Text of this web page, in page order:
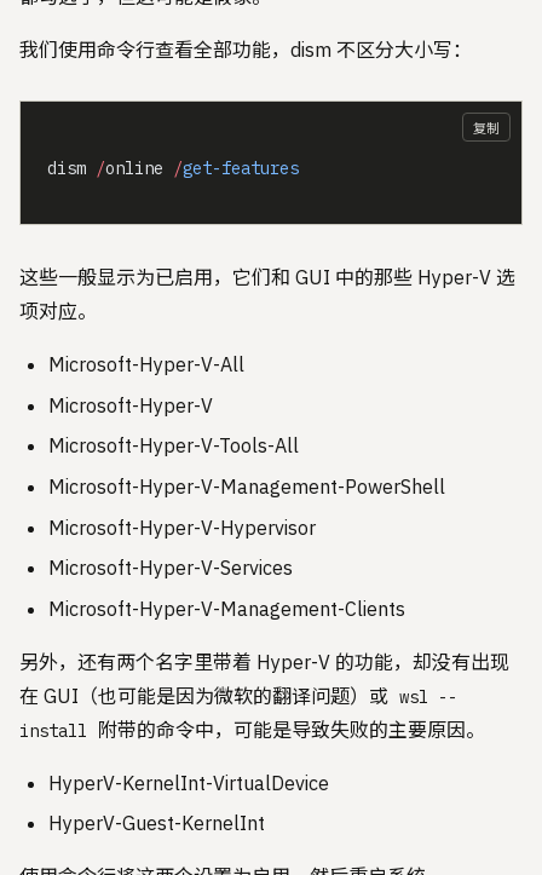
我们使用命令行查看全部功能，dism 不区分大小写：
dism /online /get-features
复制
这些一般显示为已启用，它们和 GUI 中的那些 Hyper-V 选
项对应。
Microsoft-Hyper-V-All
Microsoft-Hyper-V
Microsoft-Hyper-V-Tools-All
Microsoft-Hyper-V-Management-PowerShell
Microsoft-Hyper-V-Hypervisor
Microsoft-Hyper-V-Services
Microsoft-Hyper-V-Management-Clients
另外，还有两个名字里带着 Hyper-V 的功能，却没有出现
在 GUI（也可能是因为微软的翻译问题）或 wsl --
install
附带的命令中，可能是导致失败的主要原因。
HyperV-KernelInt-VirtualDevice
HyperV-Guest-KernelInt